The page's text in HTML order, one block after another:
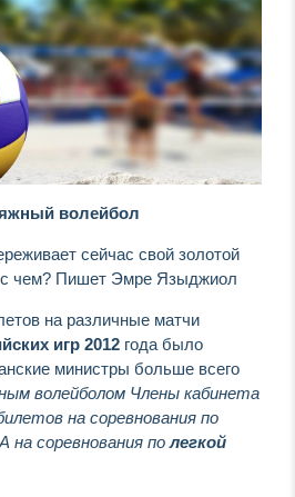
волейбол
сейчас свой золотой
с чем? Пишет Эмре Языджиол
на различные матчи
игр 2012 года было
министры больше всего
волейболом Члены кабинета
на соревнования по
на соревнования полегкой